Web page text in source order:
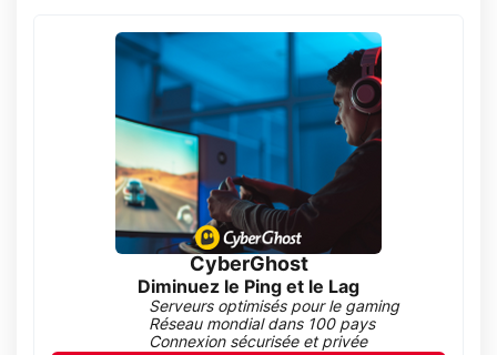
CyberGhost
Diminuez le Ping et le Lag
Serveurs optimisés pour le gaming
Réseau mondial dans 100 pays
Connexion sécurisée et privée